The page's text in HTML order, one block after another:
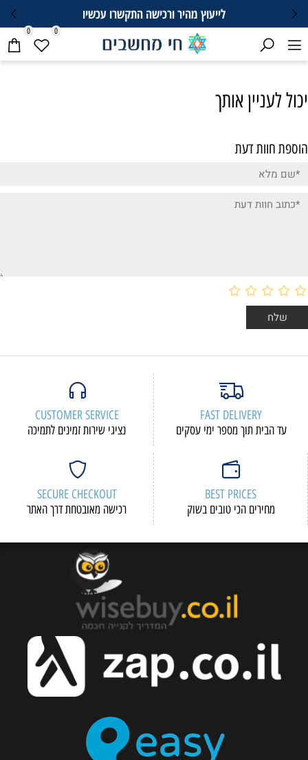
לייעוץ מהיר ורכישה התקשרו עכשיו
0 0
יכול לעניין אותך
הוספת חוות דעת
FAST DELIVERY
עד הבית תוך מספר ימי עסקים
CUSTOMER SERVICE
נציגי שירות זמינים לתמיכה
BEST PRICES
מחירים הכי טובים בשוק
SECURE CHECKOUT
רכישה מאובטחת דרך האתר